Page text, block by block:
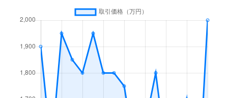
1,900万円 藤井寺
3,700万円
徒歩15分
4,000万円
徒歩9分
1,600万円 古市(大阪)
徒歩4分